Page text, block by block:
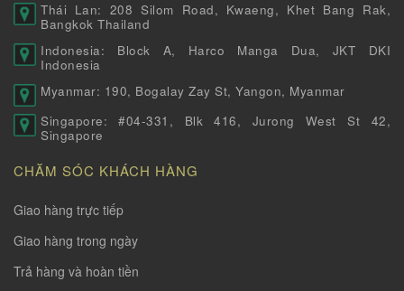
Thái Lan: 208 Silom Road, Kwaeng, Khet Bang Rak,
Bangkok Thailand
Indonesia: Block A, Harco Manga Dua, JKT DKI
Indonesia
Myanmar: 190, Bogalay Zay St, Yangon, Myanmar
Singapore: #04-331, Blk 416, Jurong West St 42,
Singapore
CHĂM SÓC KHÁCH HÀNG
Giao hàng trực tiếp
Giao hàng trong ngày
Trả hàng và hoàn tiền